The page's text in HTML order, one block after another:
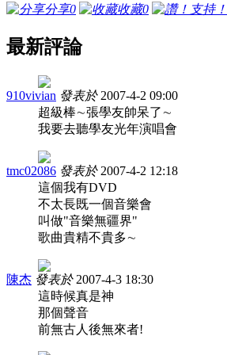
分享0 收藏0
最新評論
910vivian 發表於 2007-4-2 09:00
超級棒∼張學友帥呆了∼
我要去聽學友光年演唱會
tmc02086 發表於 2007-4-2 12:18
這個我有DVD
不太長既一個音樂會
叫做"音樂無疆界"
歌曲貴精不貴多∼
陳杰 發表於 2007-4-3 18:30
這時候真是神
那個聲音
前無古人後無來者!